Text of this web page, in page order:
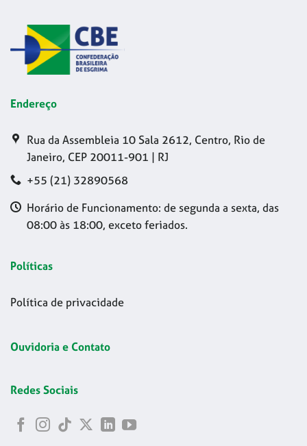
Endereço
Rua da Assembleia 10 Sala 2612, Centro, Rio de
Janeiro, CEP 20011-901 | RJ
+55 (21) 32890568
Horário de Funcionamento: de segunda a sexta, das
08:00 às 18:00, exceto feriados.
Políticas
Política de privacidade
Ouvidoria e Contato
Redes Sociais